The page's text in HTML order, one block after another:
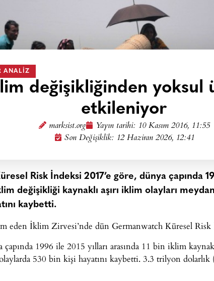
ANALIZ
değişikliğinden yoksul
etkileniyor
marksist.org Yayın tarihi: 10 Kasım 2016, 11:55
Son Değişiklik: 12 Haziran 2026, 12:41
Risk İndeksi 2017’e göre, dünya çapında
değişikliği kaynaklı aşırı iklim olayları
kaybetti.
eden İklim Zirvesi’nde dün Germanwatch Küresel Risk
1996 ile 2015 yılları arasında 11 bin iklim
530 bin kişi hayatını kaybetti. 3.3 trilyon dolarlık